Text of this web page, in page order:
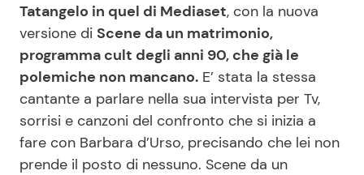
Mondo Mamma
News benessere
Salute
Viaggi e Turismo
Le Ricette in TV
Primi Piatti
Ricette Facili e Veloci
Ricette Feste
Tatangelo in quel di Mediaset, con la nuova
versione di Scene da un matrimonio,
programma cult degli anni 90, che già le
polemiche non mancano. E’ stata la stessa
cantante a parlare nella sua intervista per Tv,
sorrisi e canzoni del confronto che si inizia a
fare con Barbara d’Urso, precisando che lei non
prende il posto di nessuno. Scene da un